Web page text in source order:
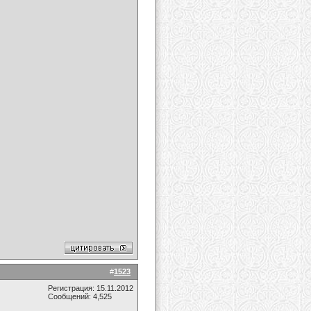
#1523
Регистрация: 15.11.2012
Сообщений: 4,525